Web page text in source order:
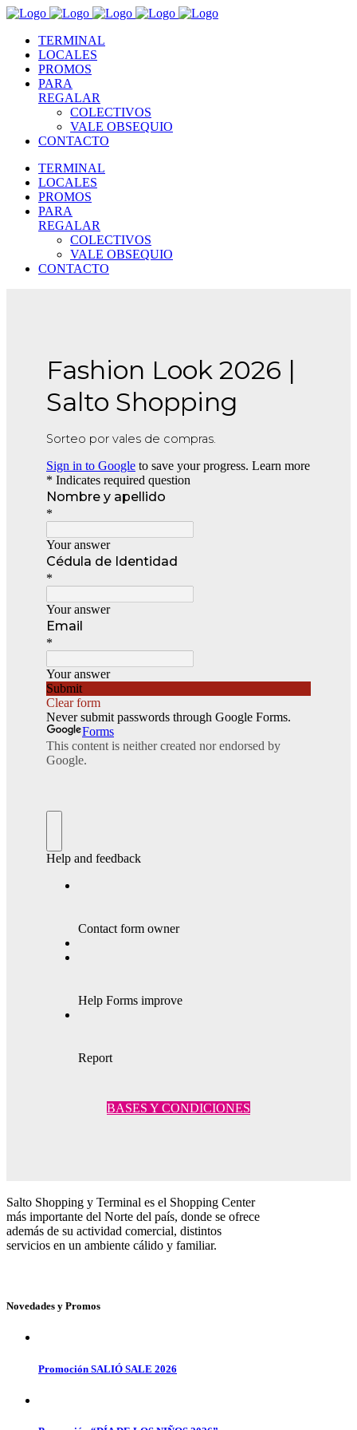
TERMINAL
LOCALES
PROMOS
PARA
REGALAR
COLECTIVOS
VALE OBSEQUIO
CONTACTO
TERMINAL
LOCALES
PROMOS
PARA
REGALAR
COLECTIVOS
VALE OBSEQUIO
CONTACTO
BASES Y CONDICIONES
Salto Shopping y Terminal es el Shopping Center
más importante del Norte del país, donde se ofrece
además de su actividad comercial, distintos
servicios en un ambiente cálido y familiar.
Novedades y Promos
Promoción SALIÓ SALE 2026